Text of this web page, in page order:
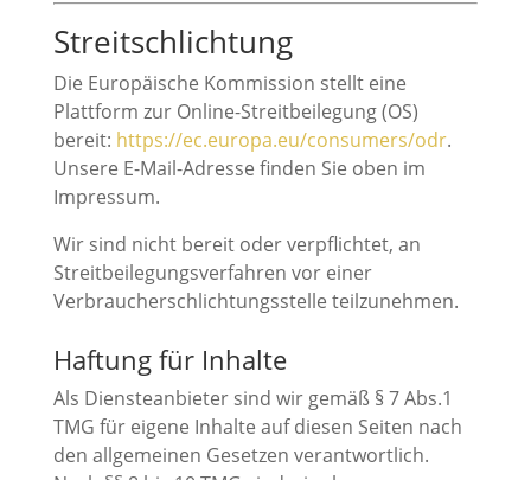
Streitschlichtung
Die Europäische Kommission stellt eine
Plattform zur Online-Streitbeilegung (OS)
bereit: https://ec.europa.eu/consumers/odr.
Unsere E-Mail-Adresse finden Sie oben im
Impressum.
Wir sind nicht bereit oder verpflichtet, an
Streitbeilegungsverfahren vor einer
Verbraucherschlichtungsstelle teilzunehmen.
Haftung für Inhalte
Als Diensteanbieter sind wir gemäß § 7 Abs.1
TMG für eigene Inhalte auf diesen Seiten nach
den allgemeinen Gesetzen verantwortlich.